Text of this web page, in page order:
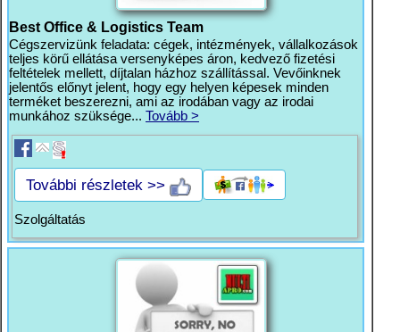
Best Office & Logistics Team
Cégszervizünk feladata: cégek, intézmények, vállalkozások
teljes körű ellátása versenyképes áron, kedvező fizetési
feltételek mellett, díjtalan házhoz szállítással. Vevőinknek
jelentős előnyt jelent, hogy egy helyen képesek minden
terméket beszerezni, ami az irodában vagy az irodai
munkához szüksége... Tovább >
További részletek >>
Szolgáltatás